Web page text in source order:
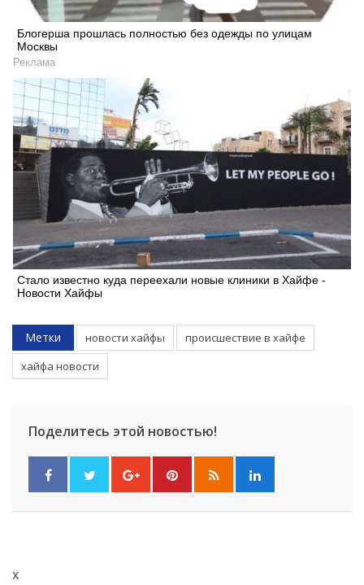
Блогерша прошлась полностью без одежды по улицам
Москвы
Реклама
Стало известно куда переехали новые клиники в Хайфе -
Новости Хайфы
Метки новости хайфы
происшествие в хайфе
хайфа новости
Поделитесь этой новостью!
x